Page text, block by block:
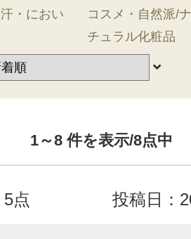
汗・におい
コスメ・自然派/ナ
チュラル化粧品
1～8件を表示/8点中
5点 投稿日：